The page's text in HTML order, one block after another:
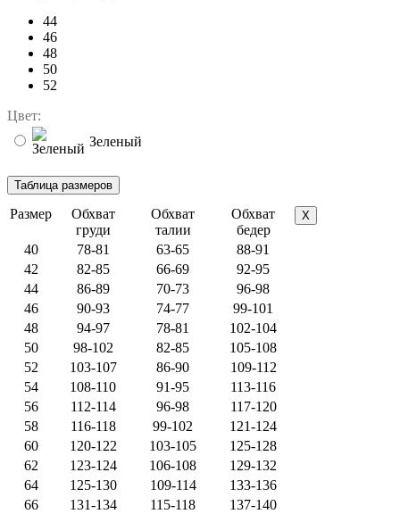
44
46
48
50
52
Цвет:
Зеленый
Размер
Обхват
груди
Обхват
талии
Обхват
бедер
X
40 78-81 63-65
88-91
42
82-85 66-69
92-95
44
86-89 70-73
96-98
46
90-93 74-77
99-101
48
94-97 78-81
102-104
50
98-102 82-85
105-108
52
103-107 86-90
109-112
54
108-110 91-95
113-116
56
112-114 96-98
117-120
58
116-118 99-102
121-124
60
120-122 103-105
125-128
62
123-124 106-108
129-132
64
125-130 109-114
133-136
66
131-134 115-118
137-140